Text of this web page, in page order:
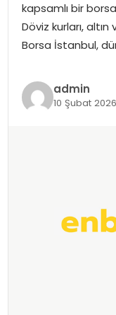
kapsamlı bir
Döviz kurları,
Borsa İstanbul,
admin
10 Şubat 2026